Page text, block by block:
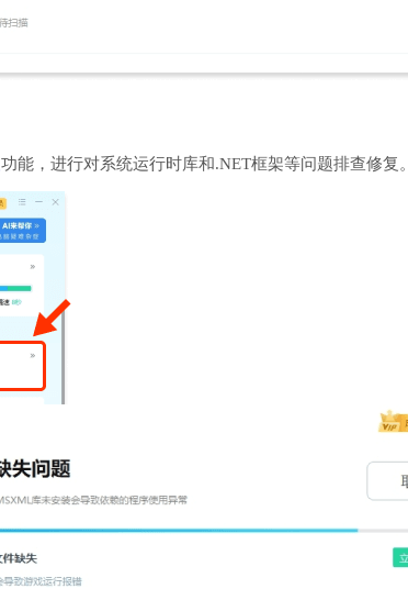
功能，进行对系统运行时库和.NET框架等问题排查修复。